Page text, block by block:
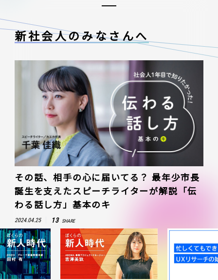
新社会人のみなさんへ
その話、相手の心に届いてる？ 最年少市長
誕生を支えたスピーチライターが解説「伝
わる話し方」基本のキ
2024.04.25 13 SHARE